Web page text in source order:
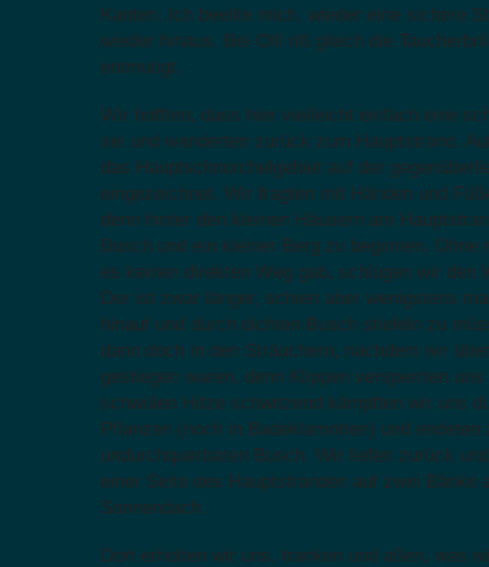
Kanten. Ich beeilte mich, wieder eine sichere
wieder hinaus. Bei Olli riß gleich die
entmutigt.
Wir hofften, dass hier vielleicht einfach eine
sei und wanderten zurück zum Hauptstrand.
das Hauptschnorchelgebiet auf der
eingezeichnet. Wir fragten mit Händen und
denn hinter den kleinen Häusern am
Busch und ein kleiner Berg zu beginnen.
es keinen direkten Weg gab, schlugen wir den
Der ist zwar länger, schien aber wenigstens
hinauf und durch dichten Busch stiefeln zu
dann doch in den Sträuchern, nachdem wir
gestiegen waren, denn Klippen versperrten
schwülen Hitze schwitzend kämpften wir uns
Pflanzen (noch in Badeklamotten) und endeten
undurchquerbaren Busch. Wir liefen zurück
einer Seite des Hauptstranden auf zwei Bänke
Sonnendach.
Dort erholten wir uns, tranken und aßen, was